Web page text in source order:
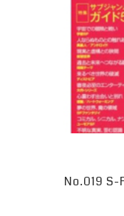
No.019 S-